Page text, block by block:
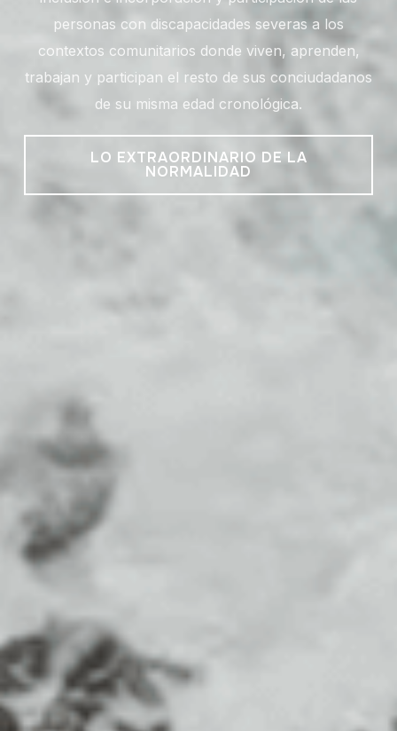
personas con discapacidades severas a los
contextos comunitarios donde viven, aprenden,
trabajan y participan el resto de sus conciudadanos
de su misma edad cronológica.
LO EXTRAORDINARIO DE LA
NORMALIDAD